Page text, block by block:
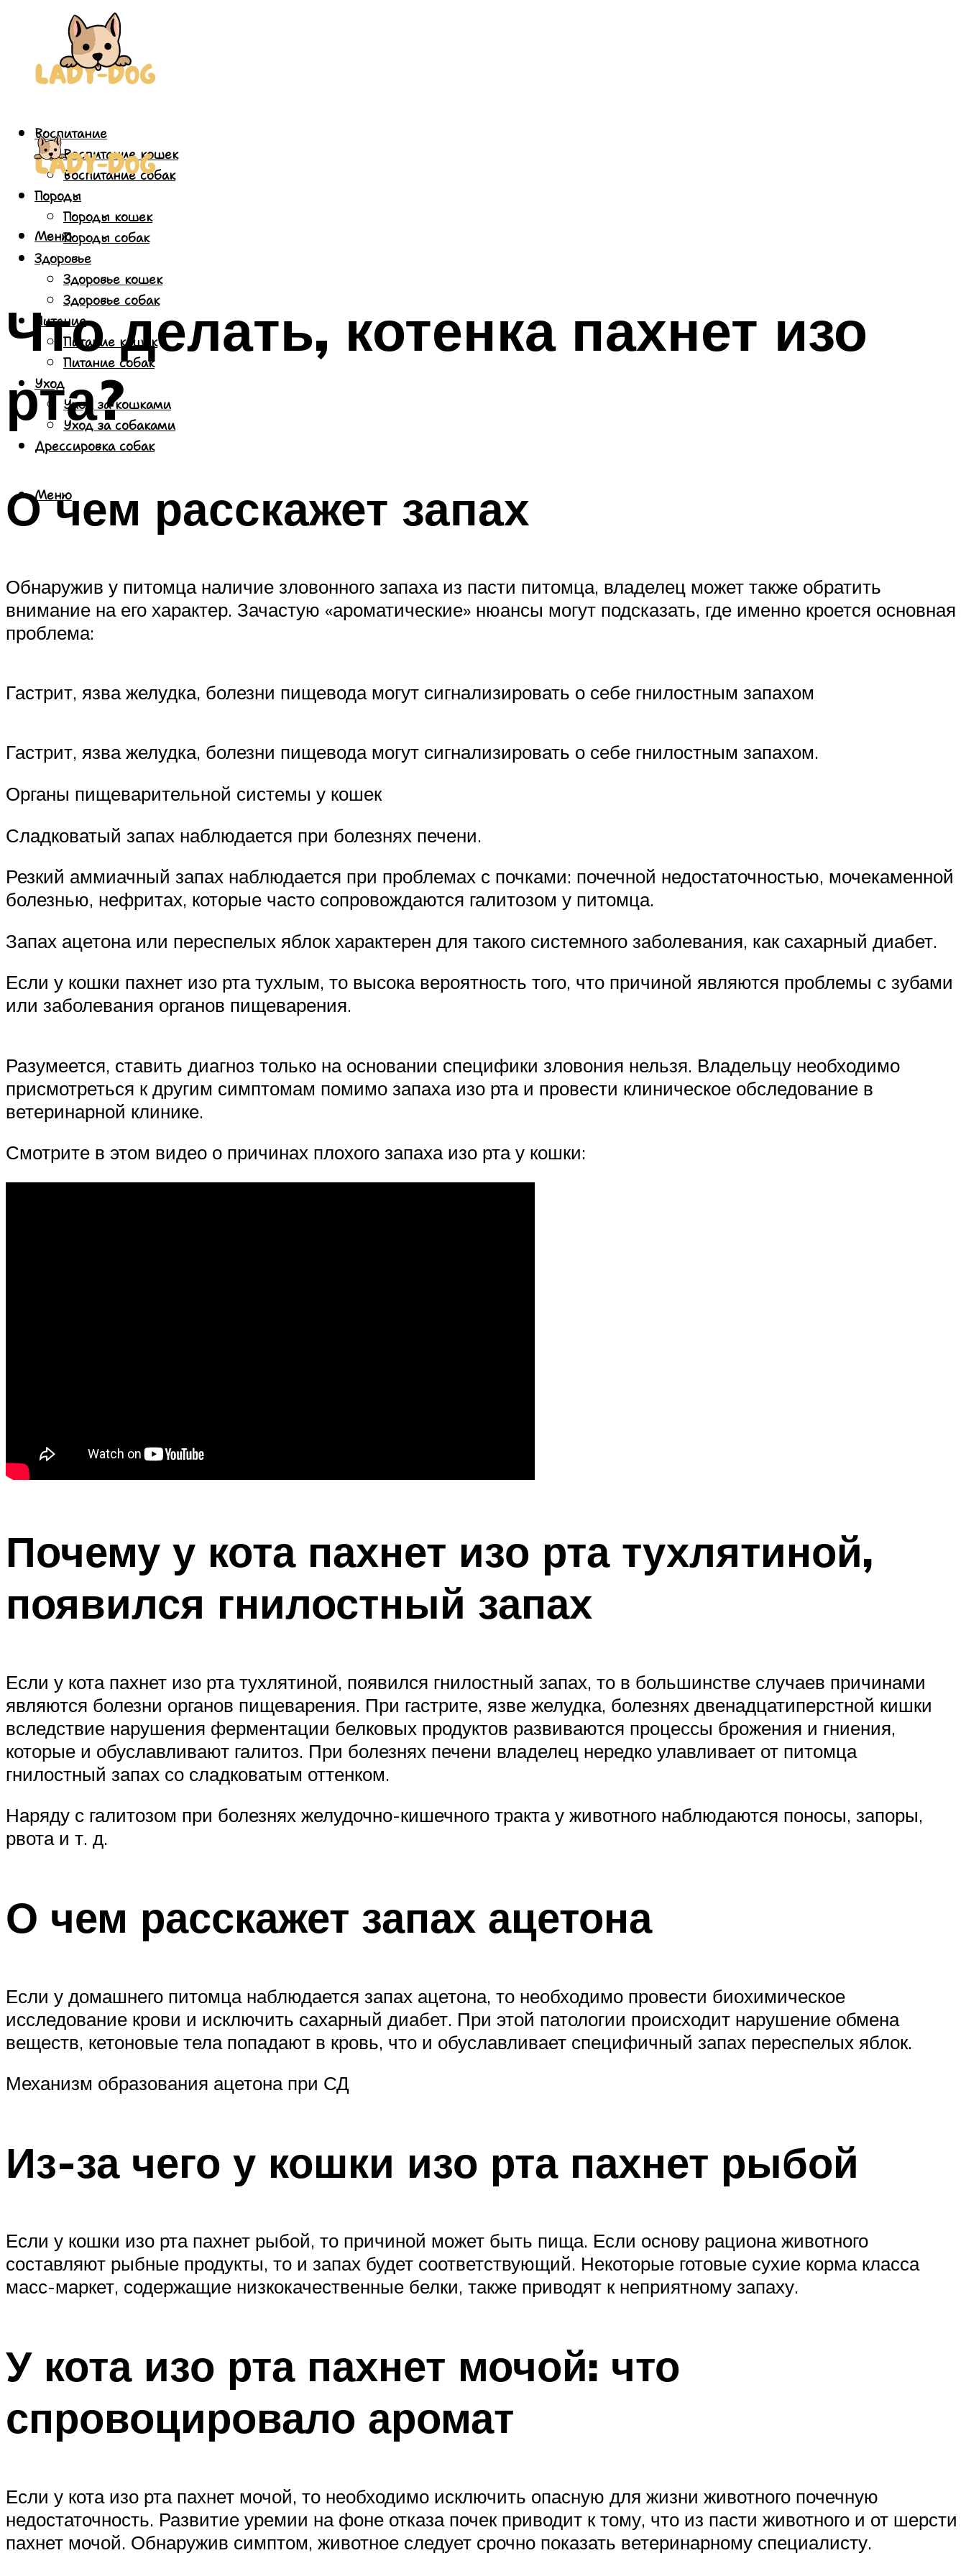
Воспитание
Воспитание кошек
Воспитание собак
Породы
Породы кошек
Породы собак
Здоровье
Здоровье кошек
Здоровье собак
Питание
Питание кошек
Питание собак
Уход
Уход за кошками
Уход за собаками
Дрессировка собак
Меню
Меню
Что делать, котенка пахнет изо
рта?
О чем расскажет запах
Обнаружив у питомца наличие зловонного запаха из пасти питомца, владелец может также обратить
внимание на его характер. Зачастую «ароматические» нюансы могут подсказать, где именно кроется основная
проблема:
Гастрит, язва желудка, болезни пищевода могут сигнализировать о себе гнилостным запахом
Гастрит, язва желудка, болезни пищевода могут сигнализировать о себе гнилостным запахом.
Органы пищеварительной системы у кошек
Сладковатый запах наблюдается при болезнях печени.
Резкий аммиачный запах наблюдается при проблемах с почками: почечной недостаточностью, мочекаменной
болезнью, нефритах, которые часто сопровождаются галитозом у питомца.
Запах ацетона или переспелых яблок характерен для такого системного заболевания, как сахарный диабет.
Если у кошки пахнет изо рта тухлым, то высока вероятность того, что причиной являются проблемы с зубами
или заболевания органов пищеварения.
Разумеется, ставить диагноз только на основании специфики зловония нельзя. Владельцу необходимо
присмотреться к другим симптомам помимо запаха изо рта и провести клиническое обследование в
ветеринарной клинике.
Смотрите в этом видео о причинах плохого запаха изо рта у кошки:
Почему у кота пахнет изо рта тухлятиной,
появился гнилостный запах
Если у кота пахнет изо рта тухлятиной, появился гнилостный запах, то в большинстве случаев причинами
являются болезни органов пищеварения. При гастрите, язве желудка, болезнях двенадцатиперстной кишки
вследствие нарушения ферментации белковых продуктов развиваются процессы брожения и гниения,
которые и обуславливают галитоз. При болезнях печени владелец нередко улавливает от питомца
гнилостный запах со сладковатым оттенком.
Наряду с галитозом при болезнях желудочно-кишечного тракта у животного наблюдаются поносы, запоры,
рвота и т. д.
О чем расскажет запах ацетона
Если у домашнего питомца наблюдается запах ацетона, то необходимо провести биохимическое
исследование крови и исключить сахарный диабет. При этой патологии происходит нарушение обмена
веществ, кетоновые тела попадают в кровь, что и обуславливает специфичный запах переспелых яблок.
Механизм образования ацетона при СД
Из-за чего у кошки изо рта пахнет рыбой
Если у кошки изо рта пахнет рыбой, то причиной может быть пища. Если основу рациона животного
составляют рыбные продукты, то и запах будет соответствующий. Некоторые готовые сухие корма класса
масс-маркет, содержащие низкокачественные белки, также приводят к неприятному запаху.
У кота изо рта пахнет мочой: что
спровоцировало аромат
Если у кота изо рта пахнет мочой, то необходимо исключить опасную для жизни животного почечную
недостаточность. Развитие уремии на фоне отказа почек приводит к тому, что из пасти животного и от шерсти
пахнет мочой. Обнаружив симптом, животное следует срочно показать ветеринарному специалисту.